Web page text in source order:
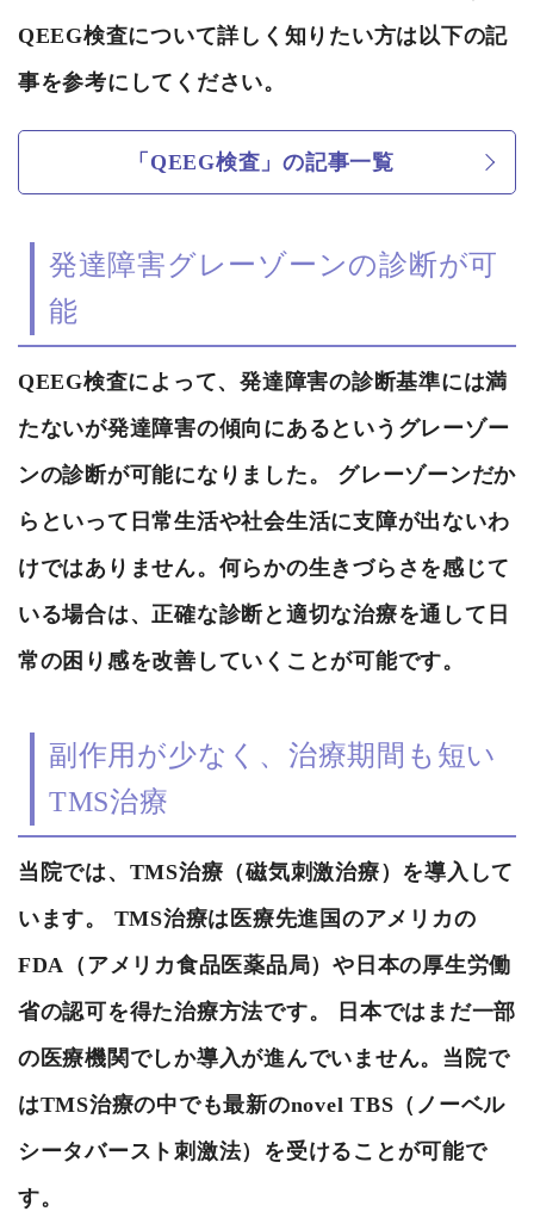
QEEG検査について詳しく知りたい方は以下の記
事を参考にしてください。
「QEEG検査」の記事一覧
発達障害グレーゾーンの診断が可
能
QEEG検査によって、発達障害の診断基準には満
たないが発達障害の傾向にあるというグレーゾー
ンの診断が可能になりました。 グレーゾーンだか
らといって日常生活や社会生活に支障が出ないわ
けではありません。何らかの生きづらさを感じて
いる場合は、正確な診断と適切な治療を通して日
常の困り感を改善していくことが可能です。
副作用が少なく、治療期間も短い
TMS治療
当院では、TMS治療（磁気刺激治療）を導入して
います。 TMS治療は医療先進国のアメリカの
FDA（アメリカ食品医薬品局）や日本の厚生労働
省の認可を得た治療方法です。 日本ではまだ一部
の医療機関でしか導入が進んでいません。当院で
はTMS治療の中でも最新のnovel TBS（ノーベル
シータバースト刺激法）を受けることが可能で
す。